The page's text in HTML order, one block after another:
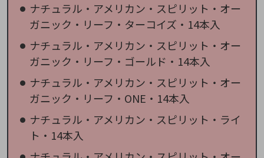
ナチュラル・アメリカン・スピリット・オー
ガニック・リーフ・ターコイズ・14本入
ナチュラル・アメリカン・スピリット・オー
ガニック・リーフ・ゴールド・14本入
ナチュラル・アメリカン・スピリット・オー
ガニック・リーフ・ONE・14本入
ナチュラル・アメリカン・スピリット・ライ
ト・14本入